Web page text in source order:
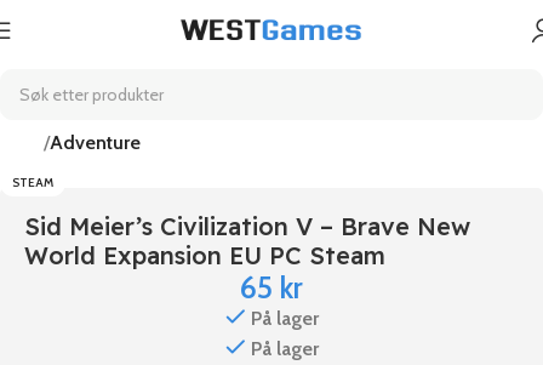
Adventure
STEAM
Sid Meier’s Civilization V – Brave New
World Expansion EU PC Steam
65 kr
På lager
På lager